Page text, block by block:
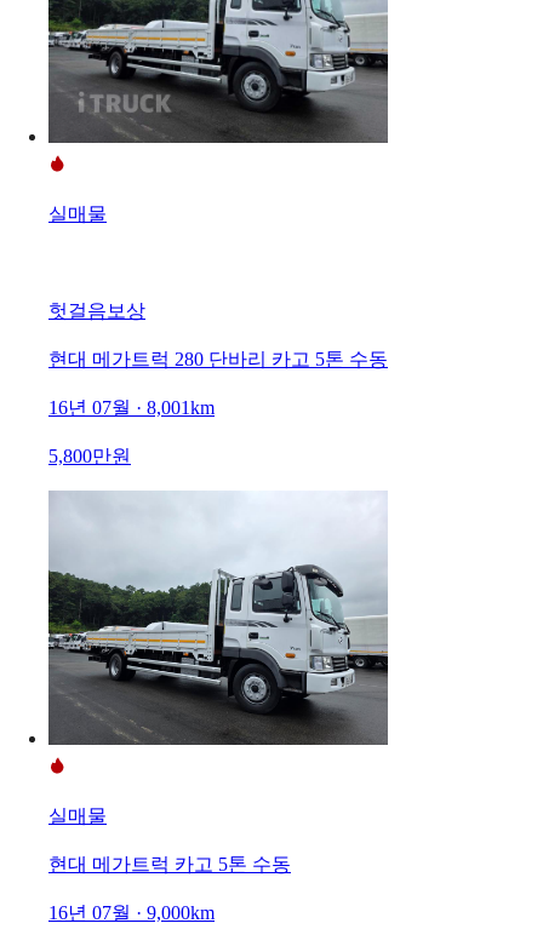
실매물
헛걸음보상
현대 메가트럭 280 단바리 카고 5톤 수동
16년 07월 · 8,001km
5,800만원
실매물
현대 메가트럭 카고 5톤 수동
16년 07월 · 9,000km